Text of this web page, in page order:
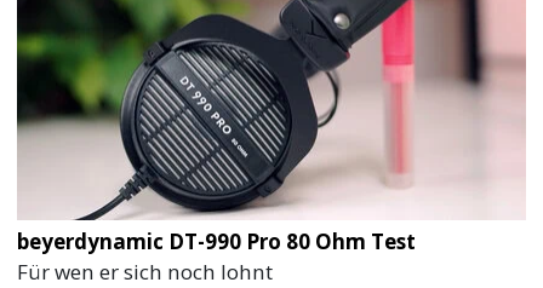
beyerdynamic DT-990 Pro 80 Ohm Test
Für wen er sich noch lohnt